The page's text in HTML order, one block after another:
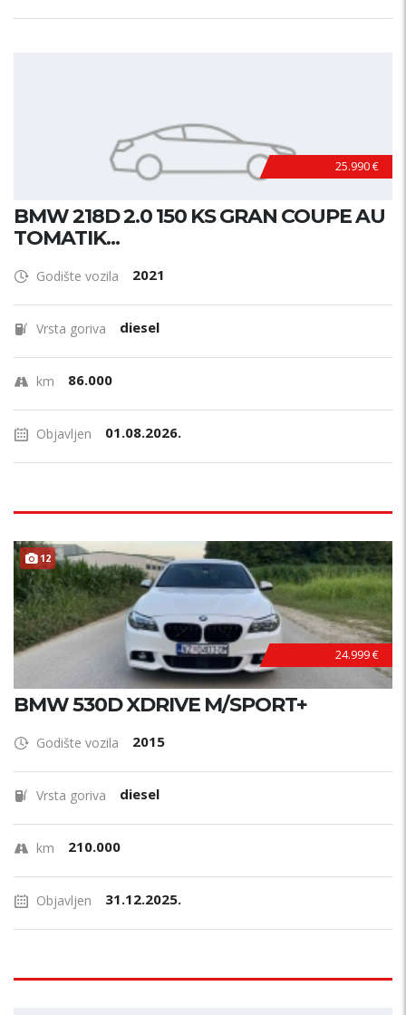
25.990 €
BMW 218D 2.0 150 KS GRAN COUPE AU
TOMATIK...
Godište vozila 2021
Vrsta goriva diesel
km 86.000
Objavljen 01.08.2026.
12
24.999 €
BMW 530D XDRIVE M/SPORT+
Godište vozila 2015
Vrsta goriva diesel
km 210.000
Objavljen 31.12.2025.